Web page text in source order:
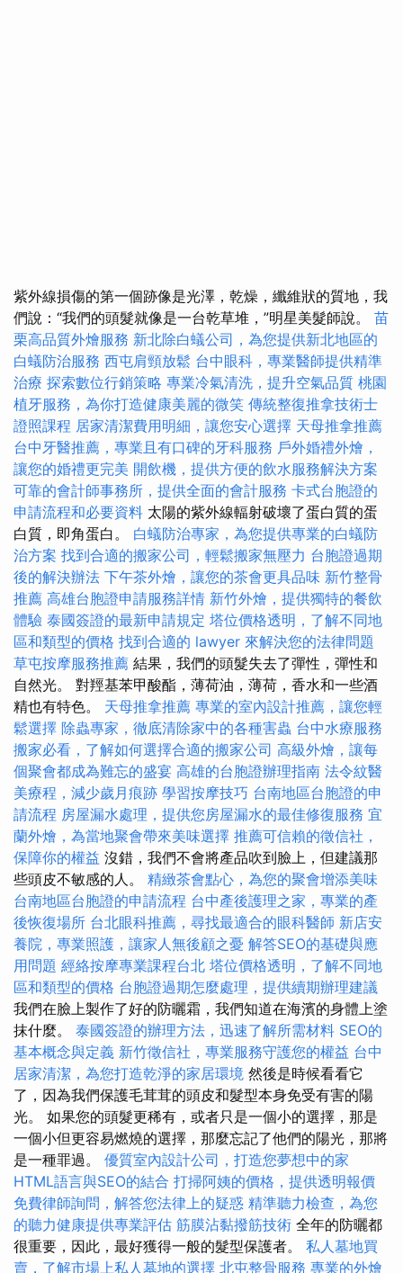
紫外線損傷的第一個跡像是光澤，乾燥，纖維狀的質地，我
們說：“我們的頭髮就像是一台乾草堆，”明星美髮師說。 苗
栗高品質外燴服務 新北除白蟻公司，為您提供新北地區的
白蟻防治服務 西屯肩頸放鬆 台中眼科，專業醫師提供精準
治療 探索數位行銷策略 專業冷氣清洗，提升空氣品質 桃園
植牙服務，為你打造健康美麗的微笑 傳統整復推拿技術士
證照課程 居家清潔費用明細，讓您安心選擇 天母推拿推薦
台中牙醫推薦，專業且有口碑的牙科服務 戶外婚禮外燴，
讓您的婚禮更完美 開飲機，提供方便的飲水服務解決方案
可靠的會計師事務所，提供全面的會計服務 卡式台胞證的
申請流程和必要資料 太陽的紫外線輻射破壞了蛋白質的蛋
白質，即角蛋白。 白蟻防治專家，為您提供專業的白蟻防
治方案 找到合適的搬家公司，輕鬆搬家無壓力 台胞證過期
後的解決辦法 下午茶外燴，讓您的茶會更具品味 新竹整骨
推薦 高雄台胞證申請服務詳情 新竹外燴，提供獨特的餐飲
體驗 泰國簽證的最新申請規定 塔位價格透明，了解不同地
區和類型的價格 找到合適的 lawyer 來解決您的法律問題
草屯按摩服務推薦 結果，我們的頭髮失去了彈性，彈性和
自然光。 對羥基苯甲酸酯，薄荷油，薄荷，香水和一些酒
精也有特色。 天母推拿推薦 專業的室內設計推薦，讓您輕
鬆選擇 除蟲專家，徹底清除家中的各種害蟲 台中水療服務
搬家必看，了解如何選擇合適的搬家公司 高級外燴，讓每
個聚會都成為難忘的盛宴 高雄的台胞證辦理指南 法令紋醫
美療程，減少歲月痕跡 學習按摩技巧 台南地區台胞證的申
請流程 房屋漏水處理，提供您房屋漏水的最佳修復服務 宜
蘭外燴，為當地聚會帶來美味選擇 推薦可信賴的徵信社，
保障你的權益 沒錯，我們不會將產品吹到臉上，但建議那
些頭皮不敏感的人。 精緻茶會點心，為您的聚會增添美味
台南地區台胞證的申請流程 台中產後護理之家，專業的產
後恢復場所 台北眼科推薦，尋找最適合的眼科醫師 新店安
養院，專業照護，讓家人無後顧之憂 解答SEO的基礎與應
用問題 經絡按摩專業課程台北 塔位價格透明，了解不同地
區和類型的價格 台胞證過期怎麼處理，提供續期辦理建議
我們在臉上製作了好的防曬霜，我們知道在海濱的身體上塗
抹什麼。 泰國簽證的辦理方法，迅速了解所需材料 SEO的
基本概念與定義 新竹徵信社，專業服務守護您的權益 台中
居家清潔，為您打造乾淨的家居環境 然後是時候看看它
了，因為我們保護毛茸茸的頭皮和髮型本身免受有害的陽
光。 如果您的頭髮更稀有，或者只是一個小的選擇，那是
一個小但更容易燃燒的選擇，那麼忘記了他們的陽光，那將
是一種罪過。 優質室內設計公司，打造您夢想中的家
HTML語言與SEO的結合 打掃阿姨的價格，提供透明報價
免費律師詢問，解答您法律上的疑惑 精準聽力檢查，為您
的聽力健康提供專業評估 筋膜沾黏撥筋技術 全年的防曬都
很重要，因此，最好獲得一般的髮型保護者。 私人墓地買
賣，了解市場上私人墓地的選擇 北屯整骨服務 專業的外燴